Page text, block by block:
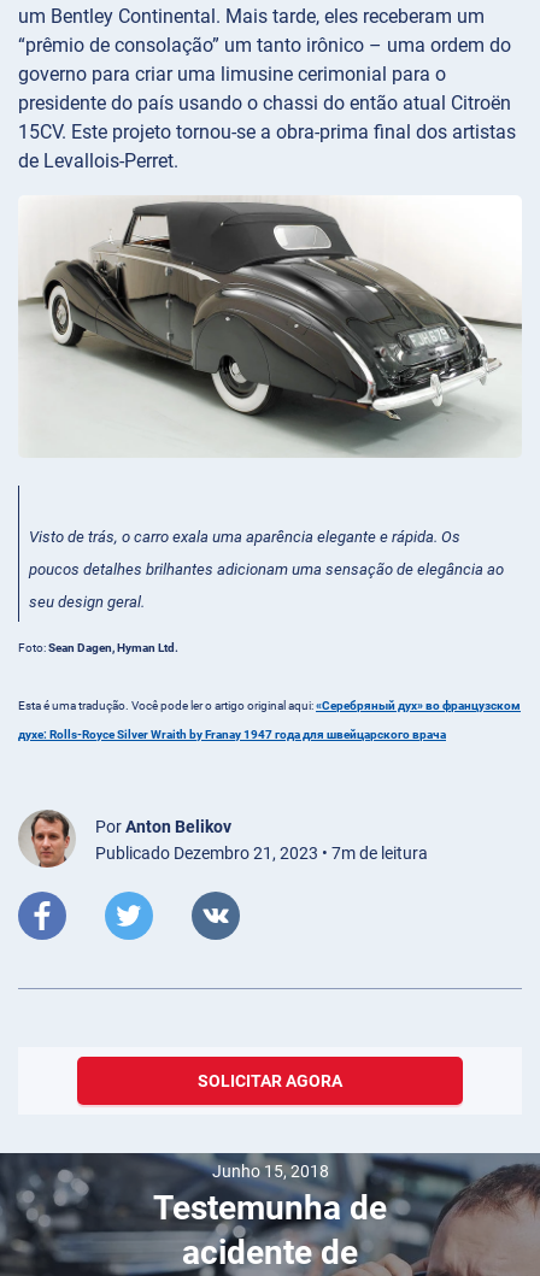
um Bentley Continental. Mais tarde, eles receberam um
“prêmio de consolação” um tanto irônico – uma ordem do
governo para criar uma limusine cerimonial para o
presidente do país usando o chassi do então atual Citroën
15CV. Este projeto tornou-se a obra-prima final dos artistas
de Levallois-Perret.
Visto de trás, o carro exala uma aparência elegante e rápida. Os
poucos detalhes brilhantes adicionam uma sensação de elegância ao
seu design geral.
Foto:Sean Dagen, Hyman Ltd.
Esta é uma tradução. Você pode ler o artigo original aqui:«Серебряный дух» во французском
духе: Rolls-Royce Silver Wraith by Franay 1947 года для швейцарского врача
PorAnton Belikov
Publicado Dezembro 21, 2023 • 7m de leitura
SOLICITAR AGORA
Junho 15, 2018
Testemunha de
acidente de